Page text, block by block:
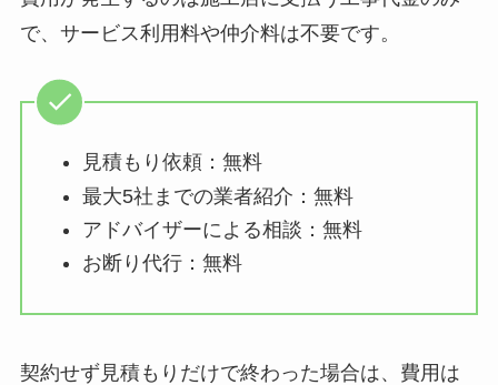
で、サービス利用料や仲介料は不要です。
見積もり依頼：無料
最大5社までの業者紹介：無料
アドバイザーによる相談：無料
お断り代行：無料
契約せず見積もりだけで終わった場合は、費用は